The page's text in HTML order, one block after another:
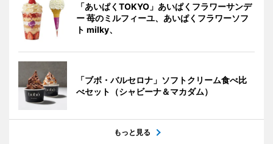
「あいぱくTOKYO」あいぱくフラワーサンデ
ー 苺のミルフィーユ、あいぱくフラワーソフ
ト milky、
「ブボ・バルセロナ」ソフトクリーム食べ比
べセット（シャビーナ＆マカダム）
もっと見る